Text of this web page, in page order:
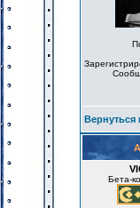
Вернуться
Бета-